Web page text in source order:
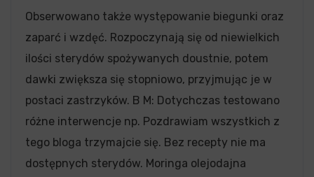
Obserwowano także występowanie biegunki oraz
zaparć i wzdęć. Rozpoczynają się od niewielkich
ilości sterydów spożywanych doustnie, potem
dawki zwiększa się stopniowo, przyjmując je w
postaci zastrzyków. B M: Dotychczas testowano
różne interwencje np. Pozdrawiam wszystkich z
tego bloga trzymajcie się. Bez recepty nie ma
dostępnych sterydów. Moringa olejodajna